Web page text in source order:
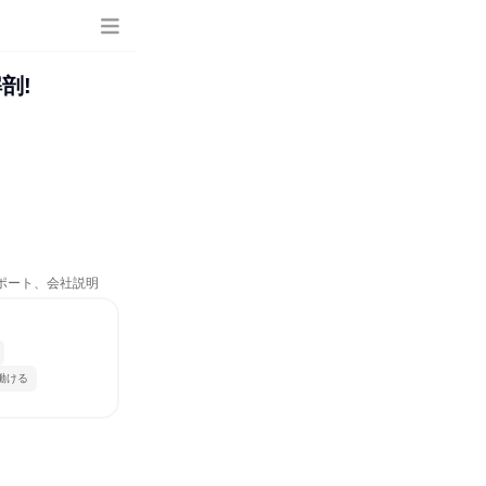
!
ート、会社説明
ける